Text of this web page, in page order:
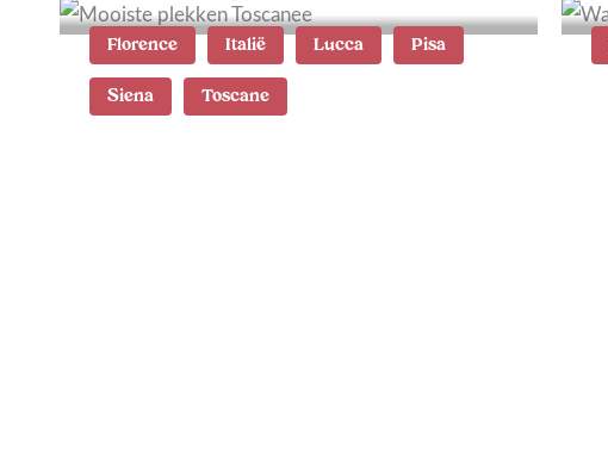
Florence Italië Lucca Pisa
Siena Toscane